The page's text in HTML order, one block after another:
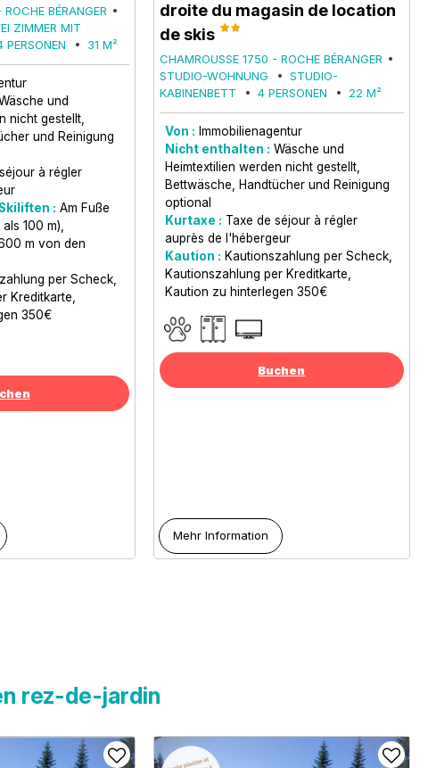
BÉRANGER
ZIMMER MIT
PERSONEN 31 M²
und
nicht gestellt
und Reinigung
à régler
: Am Fuße
100 m)
m von den
per Scheck
Kreditkarte
350€
droite du magasin de location
de skis
CHAMROUSSE 1750 - ROCHE BÉRANGER
STUDIO-WOHNUNG
STUDIO-
KABINENBETT
4 PERSONEN 22 M²
Von : Immobilienagentur
Nicht enthalten : Wäsche und
Heimtextilien werden nicht gestellt
Bettwäsche, Handtücher und Reinigung
optional
Kurtaxe : Taxe de séjour à régler
auprès de l'hébergeur
Kaution : Kautionszahlung per Scheck
Kautionszahlung per Kreditkarte
Kaution zu hinterlegen 350€
Buchen
Mehr Information
rez-de-jardin